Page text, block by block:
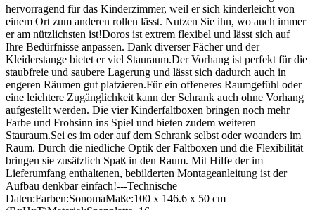
hervorragend für das Kinderzimmer, weil er sich kinderleicht von
einem Ort zum anderen rollen lässt. Nutzen Sie ihn, wo auch immer
er am nützlichsten ist!Doros ist extrem flexibel und lässt sich auf
Ihre Bedürfnisse anpassen. Dank diverser Fächer und der
Kleiderstange bietet er viel Stauraum.Der Vorhang ist perfekt für die
staubfreie und saubere Lagerung und lässt sich dadurch auch in
engeren Räumen gut platzieren.Für ein offeneres Raumgefühl oder
eine leichtere Zugänglichkeit kann der Schrank auch ohne Vorhang
aufgestellt werden. Die vier Kinderfaltboxen bringen noch mehr
Farbe und Frohsinn ins Spiel und bieten zudem weiteren
Stauraum.Sei es im oder auf dem Schrank selbst oder woanders im
Raum. Durch die niedliche Optik der Faltboxen und die Flexibilität
bringen sie zusätzlich Spaß in den Raum. Mit Hilfe der im
Lieferumfang enthaltenen, bebilderten Montageanleitung ist der
Aufbau denkbar einfach!---Technische
Daten:Farben:SonomaMaße:100 x 146.6 x 50 cm